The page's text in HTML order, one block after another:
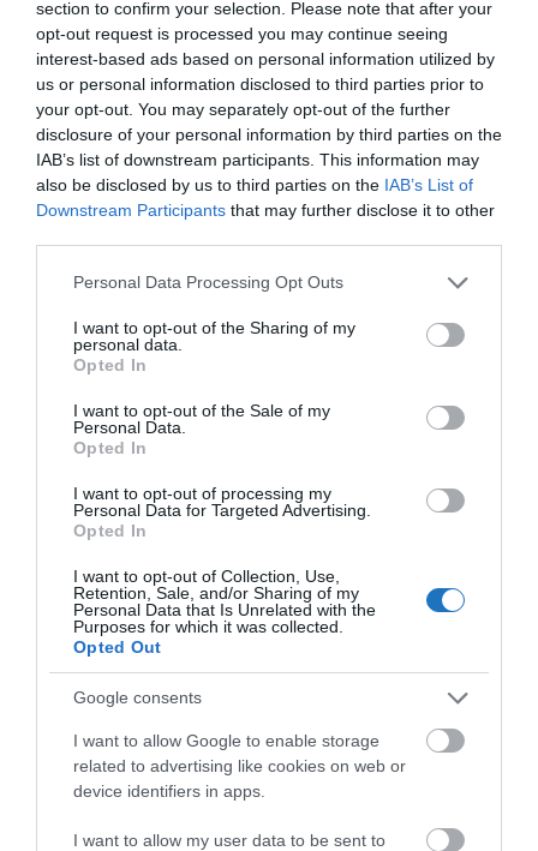
section to confirm your selection. Please note that after your
opt-out request is processed you may continue seeing
interest-based ads based on personal information utilized by
us or personal information disclosed to third parties prior to
your opt-out. You may separately opt-out of the further
disclosure of your personal information by third parties on the
IAB’s list of downstream participants. This information may
also be disclosed by us to third parties on the IAB’s List of
Downstream Participants that may further disclose it to other
Please note that this website/app uses one or more Google
not limited to your visit or usage behaviour. You may click to
grant or deny consent to Google and its third-party tags to
use your data for below specified purposes in below Google
consent section.
Personal Data Processing Opt Outs
I want to opt-out of the Sharing of my
personal data.
Opted In
I want to opt-out of the Sale of my
Personal Data.
Opted In
I want to opt-out of processing my
Personal Data for Targeted Advertising.
Opted In
I want to opt-out of Collection, Use,
Retention, Sale, and/or Sharing of my
Personal Data that Is Unrelated with the
Purposes for which it was collected.
Opted Out
Google consents
I want to allow Google to enable storage
related to advertising like cookies on web or
device identifiers in apps.
I want to allow my user data to be sent to
HÉTVÉGÉN, NEKED IS OTT A HELYED!
írtaPolisor Bettina
Van egy hely, ahol a borospincék több száz éves
kőfalai között olyan illatok szállnak, amik már
messziről csábítanak, és ahol a macskaköves
utcákon, valamint a a borházak udvarain zenészek
húzzák a talpalávalót. Ezen a helyen május 8-11.
között újra megnyílnak a legendás borospincék, a